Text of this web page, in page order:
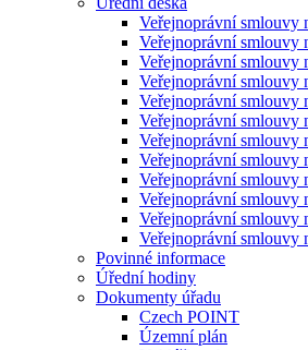
Veřejnoprávní smlouvy
Veřejnoprávní smlouvy
Veřejnoprávní smlouvy
Veřejnoprávní smlouvy
Veřejnoprávní smlouvy
Veřejnoprávní smlouvy
Veřejnoprávní smlouvy
Veřejnoprávní smlouvy
Veřejnoprávní smlouvy
Veřejnoprávní smlouvy
Veřejnoprávní smlouvy
Veřejnoprávní smlouvy
Povinné informace
Úřední hodiny
Dokumenty úřadu
Czech POINT
Územní plán